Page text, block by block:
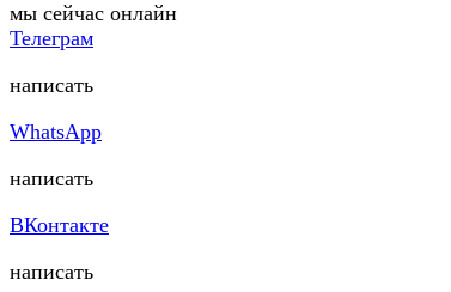
мы сейчас онлайн
Телеграм
написать
WhatsApp
написать
ВКонтакте
написать